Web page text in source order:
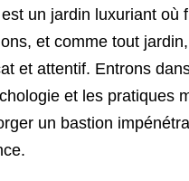
un jardin luxuriant où
et comme tout
et attentif. Entrons
et les pratiques
un bastion